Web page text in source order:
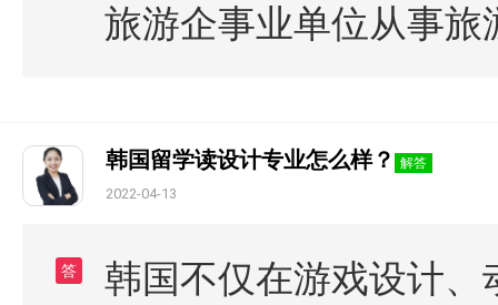
旅游企事业单位从事
韩国留学读设计专业怎么样？ 解答
2022-04-13
答
韩国不仅在游戏设计